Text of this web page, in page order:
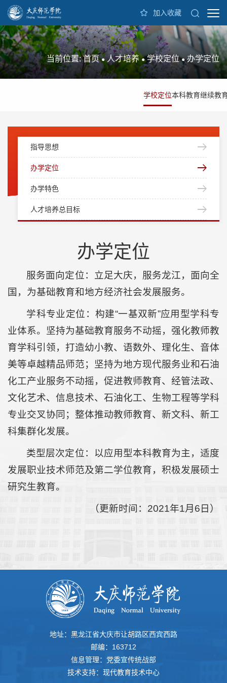
加入收藏
当前位置:首页 ● 人才培养 ● 学校定位 ● 办学定位
学校定位本科教育继续教
指导思想
办学定位
办学特色
人才培养总目标
办学定位
服务面向定位：立足大庆，服务龙江，面向全
国，为基础教育和地方经济社会发展服务。
学科专业定位：构建“一基双新”应用型学科专
业体系。坚持为基础教育服务不动摇，强化教师教
育学科引领，打造幼小教、语数外、理化生、音体
美等卓越精品师范；坚持为地方现代服务业和石油
化工产业服务不动摇，促进教师教育、经管法政、
文化艺术、信息技术、石油化工、生物工程等学科
专业交叉协同；整体推动教师教育、新文科、新工
科集群化发展。
类型层次定位：以应用型本科教育为主，适度
发展职业技术师范及第二学位教育，积极发展硕士
研究生教育。
（更新时间：2021年1月6日）
地址：黑龙江省大庆市让胡路区西宾西路
邮编：163712
信息管理：党委宣传统战部
技术支持：现代教育技术中心